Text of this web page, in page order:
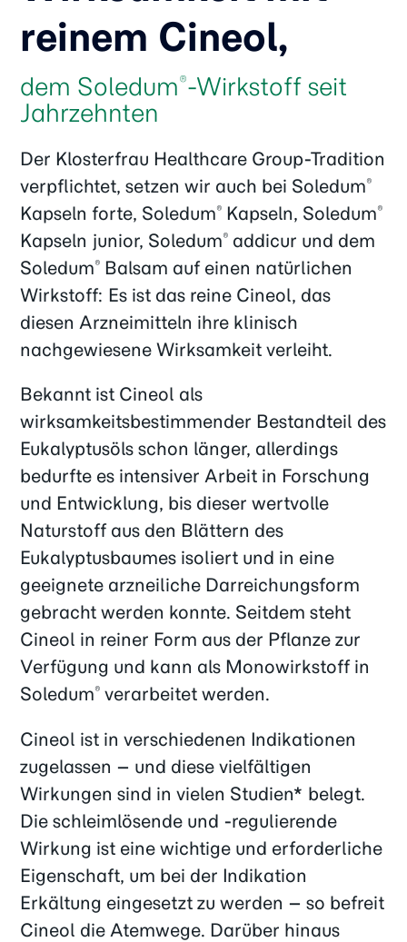
reinem Cineol,
dem Soledum®-Wirkstoff seit
Jahrzehnten
Der Klosterfrau Healthcare Group-Tradition
verpflichtet, setzen wir auch bei Soledum®
Kapseln forte, Soledum® Kapseln, Soledum®
Kapseln junior, Soledum® addicur und dem
Soledum® Balsam auf einen natürlichen
Wirkstoff: Es ist das reine Cineol, das
diesen Arzneimitteln ihre klinisch
nachgewiesene Wirksamkeit verleiht.
Bekannt ist Cineol als
wirksamkeitsbestimmender Bestandteil des
Eukalyptusöls schon länger, allerdings
bedurfte es intensiver Arbeit in Forschung
und Entwicklung, bis dieser wertvolle
Naturstoff aus den Blättern des
Eukalyptusbaumes isoliert und in eine
geeignete arzneiliche Darreichungsform
gebracht werden konnte. Seitdem steht
Cineol in reiner Form aus der Pflanze zur
Verfügung und kann als Monowirkstoff in
Soledum® verarbeitet werden.
Cineol ist in verschiedenen Indikationen
zugelassen – und diese vielfältigen
Wirkungen sind in vielen Studien* belegt.
Die schleimlösende und -regulierende
Wirkung ist eine wichtige und erforderliche
Eigenschaft, um bei der Indikation
Erkältung eingesetzt zu werden – so befreit
Cineol die Atemwege. Darüber hinaus